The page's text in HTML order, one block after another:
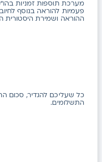
מערכת תוספות זמניות
פעמיות להוראה בנוסף
ההוראה ושמירת היסטורית
כל שעליכם להגדיר, סכום
התשלומים.